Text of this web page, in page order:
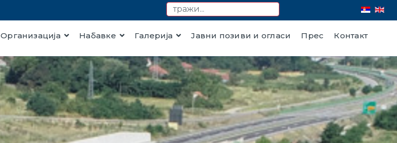
Организација Набавке Галерија Јавни позиви и огласи Прес Контакт